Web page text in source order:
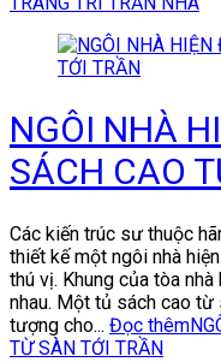
NGÔI NHÀ
SÁCH CAO
Các kiến trúc sư thuộc
thiết kế một ngôi nhà
thú vị. Khung của tòa
nhau. Một tủ sách cao
tượng cho... Đọc thêm
TỪ SÀN TỚI TRẦN